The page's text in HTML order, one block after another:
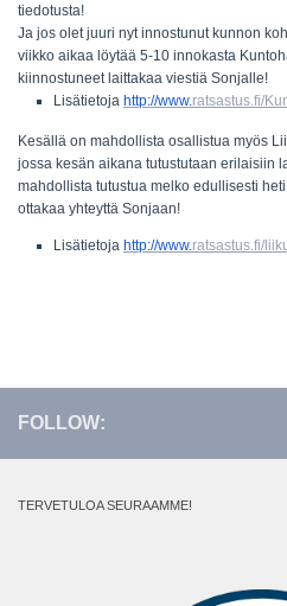
tiedotusta!
Ja jos olet juuri nyt innostunut kunnon
viikko aikaa löytää 5-10 innokasta
kiinnostuneet laittakaa viestiä Sonjalle!
Lisätietoja http://www. ratsastus.fi/
Kesällä on mahdollista osallistua myös
jossa kesän aikana tutustutaan erilaisiin
mahdollista tutustua melko edullisesti
ottakaa yhteyttä Sonjaan!
Lisätietoja http://www. ratsastus.fi/
FOLLOW:
TERVETULOA SEURAAMME!